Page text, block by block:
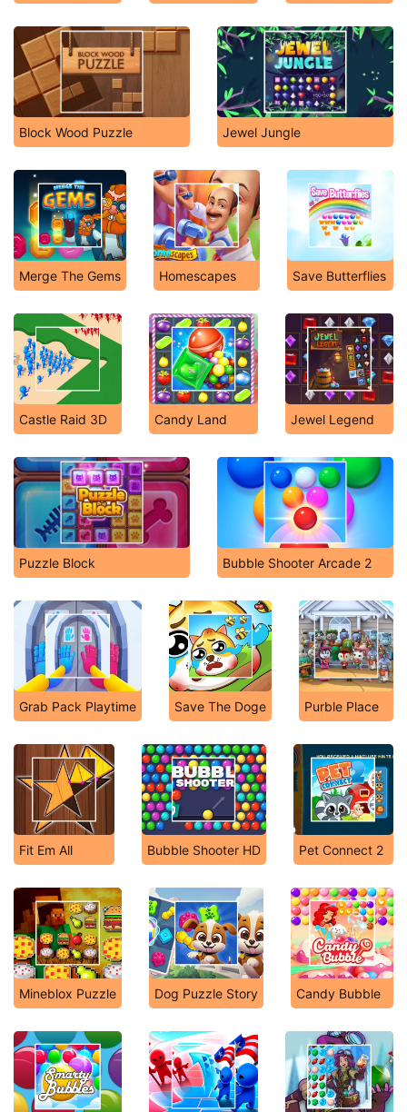
Block Wood Puzzle Jewel Jungle
Merge The Gems Homescapes Save Butterflies
Castle Raid 3D Candy Land Jewel Legend
Puzzle Block Bubble Shooter Arcade 2
Grab Pack Playtime Save The Doge Purble Place
Fit Em All Bubble Shooter HD Pet Connect 2
Mineblox Puzzle Dog Puzzle Story Candy Bubble